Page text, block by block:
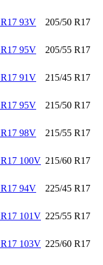
93V 205/50 R17
95V 205/55 R17
91V 215/45 R17
95V 215/50 R17
98V 215/55 R17
100V 215/60 R17
94V 225/45 R17
101V 225/55 R17
103V 225/60 R17